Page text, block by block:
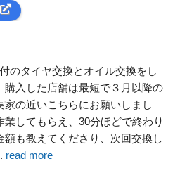
のタイヤ交換とオイル交換をし
購入した店舗は最短で３月以降の
家の近いこちらにお願いしまし
業してもらえ、30分ほどで終わり
額も教えてくださり、次回交換し
read more